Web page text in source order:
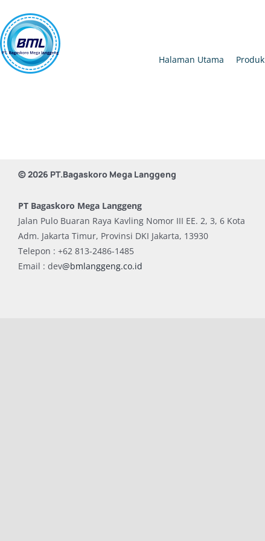
to
content
Halaman Utama Produk
© 2026 PT.Bagaskoro Mega Langgeng
PT Bagaskoro Mega Langgeng
Jalan Pulo Buaran Raya Kavling Nomor III EE. 2, 3, 6 Kota
Adm. Jakarta Timur, Provinsi DKI Jakarta, 13930
Telepon : +62 813-2486-1485
Email : dev@bmlanggeng.co.id